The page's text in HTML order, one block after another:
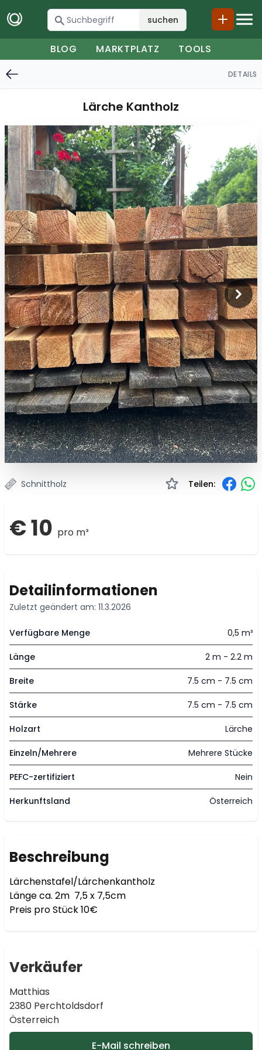
suchen
BLOG MARKTPLATZ TOOLS
DETAILS
Lärche Kantholz
Schnittholz Teilen:
€ 10 pro m³
Detailinformationen
Zuletzt geändert am: 11.3.2026
Verfügbare Menge 0,5 m³
Länge 2 m - 2.2 m
Breite 7.5 cm - 7.5 cm
Stärke 7.5 cm - 7.5 cm
Holzart Lärche
Einzeln/Mehrere Mehrere Stücke
PEFC-zertifiziert Nein
Herkunftsland Österreich
Beschreibung
Lärchenstafel/Lärchenkantholz
Länge ca. 2m  7,5 x 7,5cm
Verkäufer
Matthias
2380 Perchtoldsdorf
Österreich
E-Mail schreiben